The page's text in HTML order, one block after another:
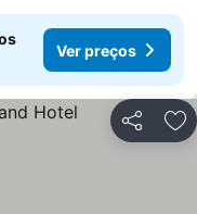
Ver preços
Partilhar